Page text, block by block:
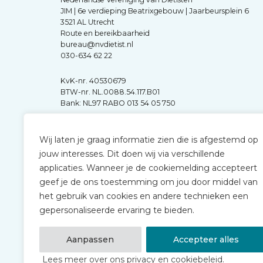
Wij laten je graag informatie zien die is afgestemd op
jouw interesses. Dit doen wij via verschillende
applicaties. Wanneer je de cookiemelding accepteert
geef je de ons toestemming om jou door middel van
het gebruik van cookies en andere technieken een
gepersonaliseerde ervaring te bieden.
Aanpassen
Accepteer alles
Lees meer over ons privacy en cookiebeleid.
JIM | 6e verdieping Beatrixgebouw | Jaarbeursplein 6
3521 AL Utrecht
Route en bereikbaarheid
bureau@nvdietist.nl
030-634 62 22
KvK-nr. 40530679
BTW-nr. NL.0088.54.117.B01
Bank: NL97 RABO 013 54 05 750